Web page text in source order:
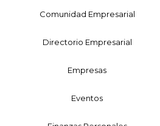
Comunidad Empresarial
Directorio Empresarial
Empresas
Eventos